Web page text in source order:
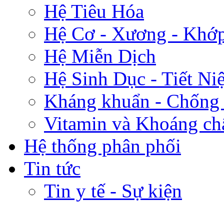
Hệ Tiêu Hóa
Hệ Cơ - Xương -
Hệ Miễn Dịch
Hệ Sinh Dục - Tiết
Kháng khuẩn - Chống
Vitamin và Khoáng
Hệ thống phân phối
Tin tức
Tin y tế - Sự kiện